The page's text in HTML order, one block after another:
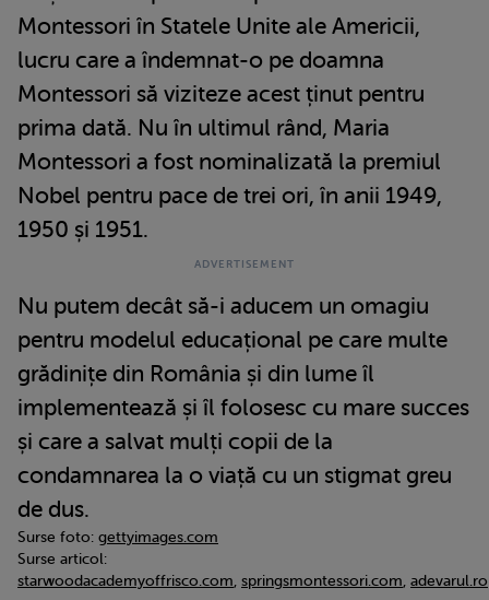
Montessori în Statele Unite ale Americii,
lucru care a îndemnat-o pe doamna
Montessori să viziteze acest ținut pentru
prima dată. Nu în ultimul rând, Maria
Montessori a fost nominalizată la premiul
Nobel pentru pace de trei ori, în anii 1949,
1950 și 1951.
Nu putem decât să-i aducem un omagiu
pentru modelul educațional pe care multe
grădinițe din România și din lume îl
implementează și îl folosesc cu mare succes
și care a salvat mulți copii de la
condamnarea la o viață cu un stigmat greu
de dus.
Surse foto: gettyimages.com
Surse articol:
starwoodacademyoffrisco.com springsmontessori.com adevarul.ro